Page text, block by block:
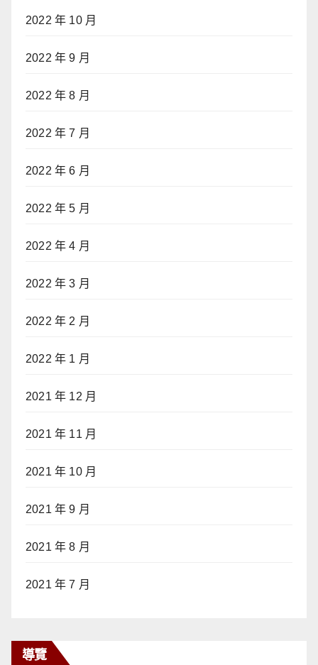
2022 年 10 月
2022 年 9 月
2022 年 8 月
2022 年 7 月
2022 年 6 月
2022 年 5 月
2022 年 4 月
2022 年 3 月
2022 年 2 月
2022 年 1 月
2021 年 12 月
2021 年 11 月
2021 年 10 月
2021 年 9 月
2021 年 8 月
2021 年 7 月
導覽